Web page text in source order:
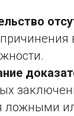
ложными